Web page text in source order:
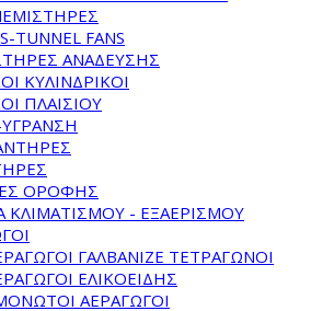
TUNNEL FANS
ΑΝΑΔΕΥΣΗΣ
ΚΥΛΙΝΔΡΙΚΟΙ
ΠΛΑΙΣΙΟΥ
ΟΡΟΦΗΣ
ΚΛΙΜΑΤΙΣΜΟΥ - ΕΞΑΕΡΙΣΜΟΥ
ΓΑΛΒΑΝΙΖΕ ΤΕΤΡΑΓΩΝΟΙ
ΕΛΙΚΟΕΙΔΗΣ
ΑΕΡΑΓΩΓΟΙ